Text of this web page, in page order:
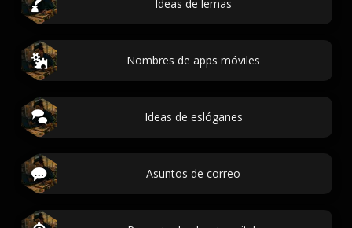
Ideas de lemas
Nombres de apps móviles
Ideas de eslóganes
Asuntos de correo